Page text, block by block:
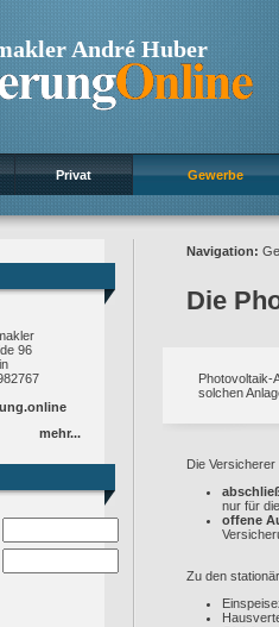
André Huber
Privat Gewerbe
96
mehr...
Navigation:
Die
Photovoltaik-
solchen
Die
nur für
offene
Zu den